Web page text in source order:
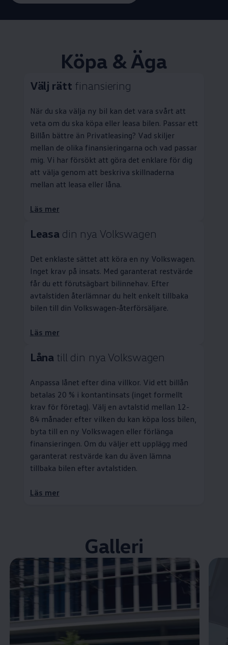
Köpa & Äga
Välj rätt finansiering
När du ska välja ny bil kan det vara svårt att
veta om du ska köpa eller leasa bilen. Passar ett
Billån bättre än Privatleasing? Vad skiljer
mellan de olika finansieringarna och vad passar
mig. Vi har försökt att göra det enklare för dig
att välja genom att beskriva skillnaderna
mellan att leasa eller låna.
Läs mer
Leasa din nya Volkswagen
Det enklaste sättet att köra en ny Volkswagen.
Inget krav på insats. Med garanterat restvärde
får du ett förutsägbart bilinnehav. Efter
avtalstiden återlämnar du helt enkelt tillbaka
bilen till din Volkswagen-återförsäljare.
Läs mer
Låna till din nya Volkswagen
Anpassa lånet efter dina villkor. Vid ett billån
betalas 20 % i kontantinsats (inget formellt
krav för företag). Välj en avtalstid mellan 12-
84 månader efter vilken du kan köpa loss bilen,
byta till en ny Volkswagen eller förlänga
finansieringen. Om du väljer ett upplägg med
garanterat restvärde kan du även lämna
tillbaka bilen efter avtalstiden.
Läs mer
Galleri
Öppna helskärmsläge